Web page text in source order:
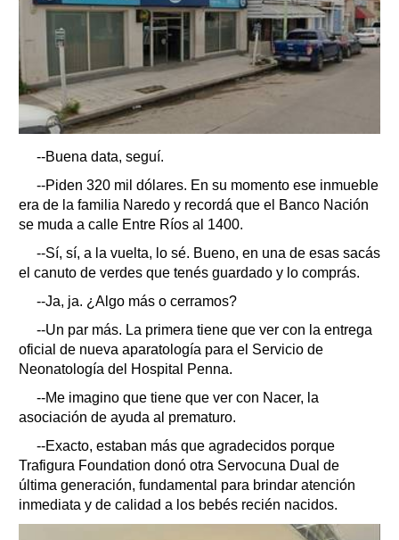
--Buena data, seguí.
--Piden 320 mil dólares. En su momento ese inmueble
era de la familia Naredo y recordá que el Banco Nación
se muda a calle Entre Ríos al 1400.
--Sí, sí, a la vuelta, lo sé. Bueno, en una de esas sacás
el canuto de verdes que tenés guardado y lo comprás.
--Ja, ja. ¿Algo más o cerramos?
--Un par más. La primera tiene que ver con la entrega
oficial de nueva aparatología para el Servicio de
Neonatología del Hospital Penna.
--Me imagino que tiene que ver con Nacer, la
asociación de ayuda al prematuro.
--Exacto, estaban más que agradecidos porque
Trafigura Foundation donó otra Servocuna Dual de
última generación, fundamental para brindar atención
inmediata y de calidad a los bebés recién nacidos.